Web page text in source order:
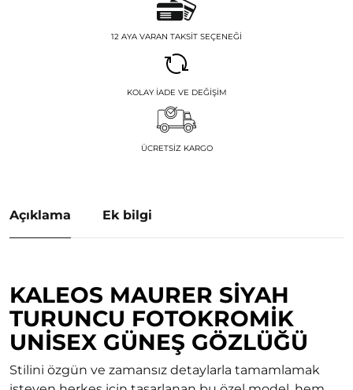
12 AYA VARAN TAKSIT SEÇENEĞI
KOLAY İADE VE DEĞIŞIM
ÜCRETSIZ KARGO
Açıklama Ek bilgi
KALEOS MAURER SIYAH
TURUNCU FOTOKROMIK
UNISEX GÜNEŞ GÖZLÜĞÜ
Stilini özgün ve zamansız detaylarla tamamlamak